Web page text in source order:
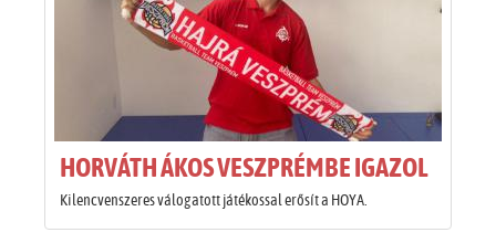
HORVÁTH ÁKOS VESZPRÉMBE IGAZOL
Kilencvenszeres válogatott játékossal erősít a HOYA.